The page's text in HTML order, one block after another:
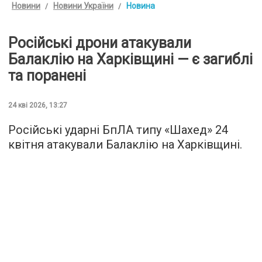
Новини Новини України Новина
Російські дрони атакували
Балаклію на Харківщині — є загиблі
та поранені
24 кві 2026, 13:27
Російські ударні БпЛА типу «Шахед» 24
квітня атакували Балаклію на Харківщині.